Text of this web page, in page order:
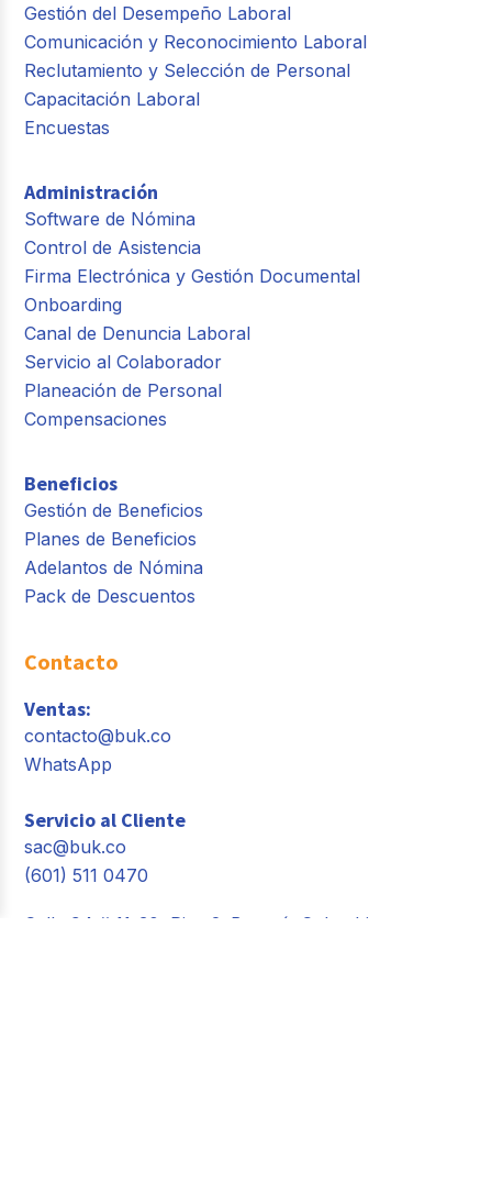
Gestión del Desempeño Laboral
Comunicación y Reconocimiento Laboral
Reclutamiento y Selección de Personal
Capacitación Laboral
Encuestas
Administración
Software de Nómina
Control de Asistencia
Firma Electrónica y Gestión Documental
Onboarding
Canal de Denuncia Laboral
Servicio al Colaborador
Planeación de Personal
Compensaciones
Beneficios
Gestión de Beneficios
Planes de Beneficios
Adelantos de Nómina
Pack de Descuentos
Contacto
Ventas:
contacto@buk.co
WhatsApp
Servicio al Cliente
sac@buk.co
(601) 511 0470
Calle 94 # 11-30, Piso 2. Bogotá, Colombia